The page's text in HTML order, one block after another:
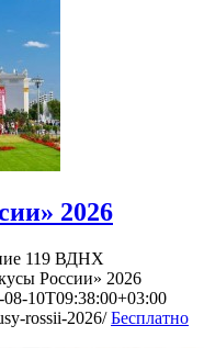
2026
119 ВДНХ
России» 2026
08-10T09:38:00+03:00
rossii-2026/ Бесплатно